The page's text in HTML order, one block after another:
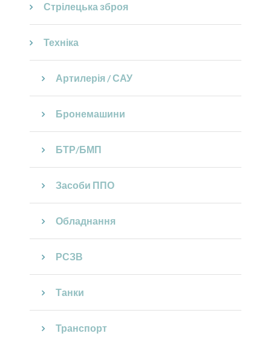
Стрілецька зброя
Техніка
Артилерія / САУ
Бронемашини
БТР/БМП
Засоби ППО
Обладнання
РСЗВ
Танки
Транспорт